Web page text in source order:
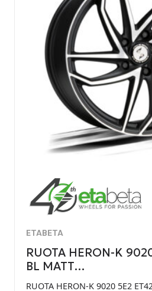
ETABETA
RUOTA HERON-K
BL MATT…
RUOTA HERON-K 9020 5E2